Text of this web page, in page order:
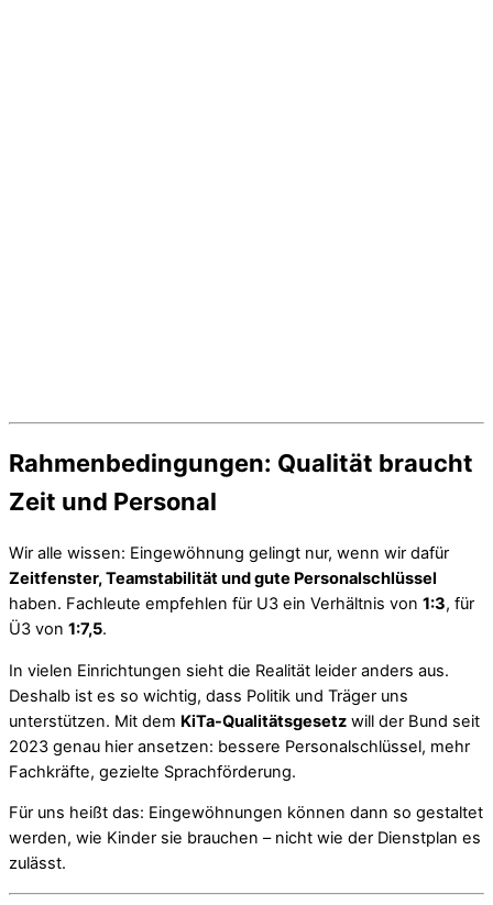
Rahmenbedingungen: Qualität braucht
Zeit und Personal
Wir alle wissen: Eingewöhnung gelingt nur, wenn wir dafür
Zeitfenster, Teamstabilität und gute Personalschlüssel
haben. Fachleute empfehlen für U3 ein Verhältnis von 1:3, für
Ü3 von 1:7,5.
In vielen Einrichtungen sieht die Realität leider anders aus.
Deshalb ist es so wichtig, dass Politik und Träger uns
unterstützen. Mit dem KiTa-Qualitätsgesetz will der Bund seit
2023 genau hier ansetzen: bessere Personalschlüssel, mehr
Fachkräfte, gezielte Sprachförderung.
Für uns heißt das: Eingewöhnungen können dann so gestaltet
werden, wie Kinder sie brauchen – nicht wie der Dienstplan es
zulässt.